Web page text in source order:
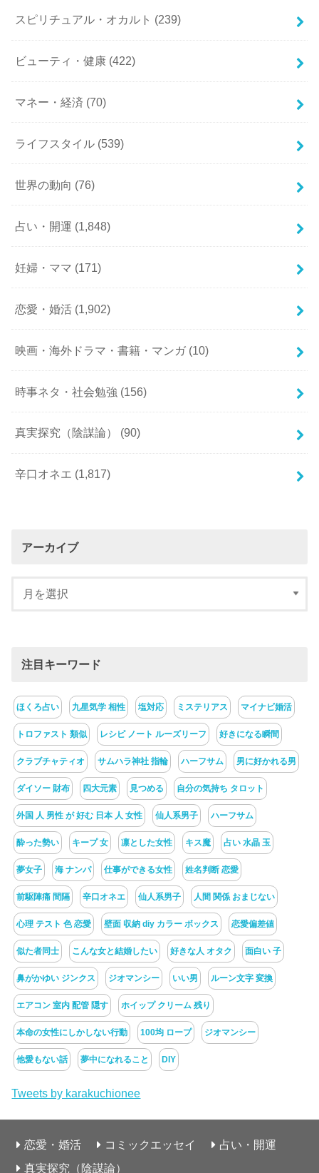
スピリチュアル・オカルト (239)
ビューティ・健康 (422)
マネー・経済 (70)
ライフスタイル (539)
世界の動向 (76)
占い・開運 (1,848)
妊婦・ママ (171)
恋愛・婚活 (1,902)
映画・海外ドラマ・書籍・マンガ (10)
時事ネタ・社会勉強 (156)
真実探究（陰謀論） (90)
辛口オネエ (1,817)
アーカイブ
注目キーワード
ほくろ占い 九星気学 相性 塩対応 ミステリアス マイナビ婚活
トロファスト 類似 レシピ ノート ルーズリーフ 好きになる瞬間
クラブチャティオ サムハラ神社 指輪 ハーフサム 男に好かれる男
ダイソー 財布 四大元素 見つめる 自分の気持ち タロット
外国 人 男性 が 好む 日本 人 女性 仙人系男子 ハーフサム
酔った勢い キープ 女 凛とした女性 キス魔 占い 水晶 玉
夢女子 海 ナンパ 仕事ができる女性 姓名判断 恋愛
前駆陣痛 間隔 辛口オネエ 仙人系男子 人間 関係 おまじない
心理 テスト 色 恋愛 壁面 収納 diy カラー ボックス 恋愛偏差値
似た者同士 こんな女と結婚したい 好きな人 オタク 面白い 子
鼻がかゆい ジンクス ジオマンシー いい男 ルーン文字 変換
エアコン 室内 配管 隠す ホイップ クリーム 残り
本命の女性にしかしない行動 100均 ロープ ジオマンシー
他愛もない話 夢中になれること DIY
Tweets by karakuchionee
恋愛・婚活 コミックエッセイ
占い・開運
真実探究（陰謀論）